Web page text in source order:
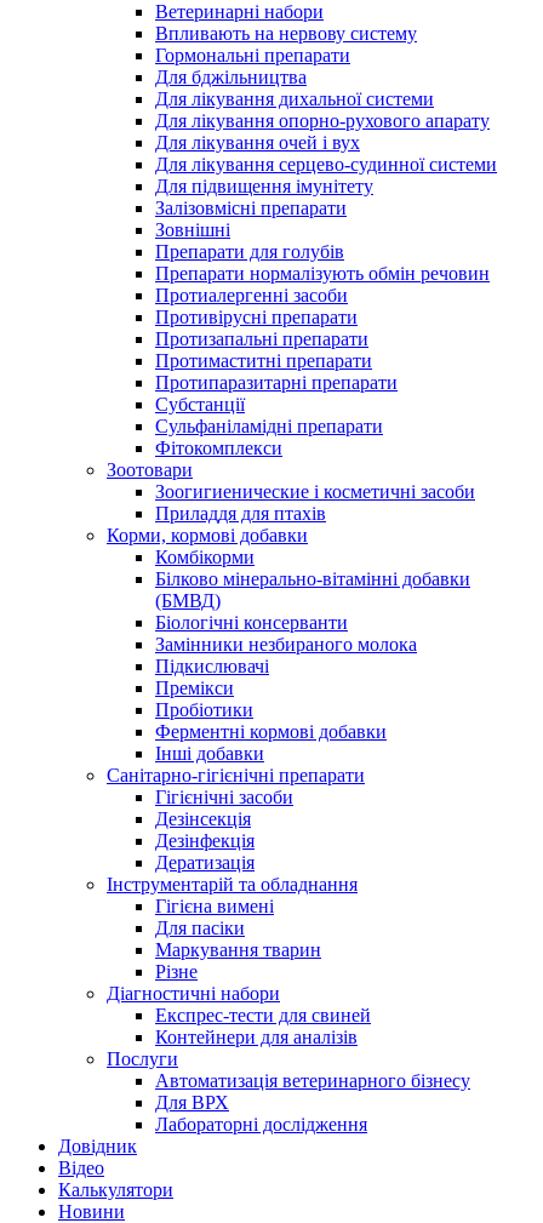
Ветеринарні набори
Впливають на нервову систему
Гормональні препарати
Для бджільництва
Для лікування дихальної системи
Для лікування опорно-рухового апарату
Для лікування очей і вух
Для лікування серцево-судинної системи
Для підвищення імунітету
Залізовмісні препарати
Зовнішні
Препарати для голубів
Препарати нормалізують обмін речовин
Протиалергенні засоби
Противірусні препарати
Протизапальні препарати
Протимаститні препарати
Протипаразитарні препарати
Субстанції
Сульфаніламідні препарати
Фітокомплекси
Зоотовари
Зоогигиенические і косметичні засоби
Приладдя для птахів
Корми, кормові добавки
Комбікорми
Білково мінерально-вітамінні добавки
(БМВД)
Біологічні консерванти
Замінники незбираного молока
Підкислювачі
Премікси
Пробіотики
Ферментні кормові добавки
Інші добавки
Санітарно-гігієнічні препарати
Гігієнічні засоби
Дезінсекція
Дезінфекція
Дератизація
Інструментарій та обладнання
Гігієна вимені
Для пасіки
Маркування тварин
Різне
Діагностичні набори
Експрес-тести для свиней
Контейнери для аналізів
Послуги
Автоматизація ветеринарного бізнесу
Для ВРХ
Лабораторні дослідження
Довідник
Відео
Калькулятори
Новини